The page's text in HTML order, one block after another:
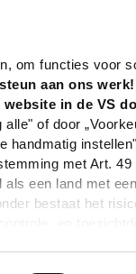
om functies voor
aan ons werk!
in de VS
of door
handmatig
met Art.
een land met
bestaat het